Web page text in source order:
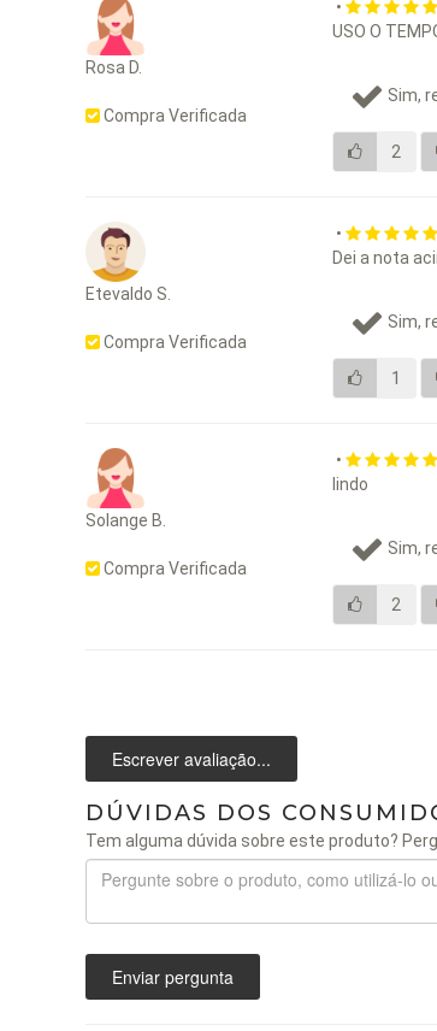
Rosa D.
Compra Verificada
•
USO O
Sim,
2
Etevaldo S.
Compra Verificada
•
Dei a nota
Sim,
1
Solange B.
Compra Verificada
•
lindo
Sim,
2
Escrever avaliação...
DÚVIDAS DOS
Tem alguma dúvida sobre este produto?
Enviar pergunta